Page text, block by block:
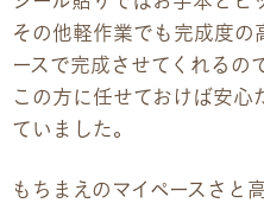
広報チラシ・刊行物
アクセス・ご
交通アクセス
その他軽作業でも完成度の
ースで完成させてくれるの
この方に任せておけば安心
ていました。
もちまえのマイペースさと